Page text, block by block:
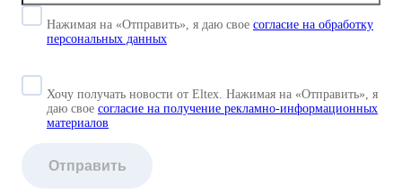
Нажимая на «Отправить», я даю свое согласие на обработку
персональных данных
Хочу получать новости от Eltex. Нажимая на «Отправить», я
даю свое согласие на получение рекламно-информационных
материалов
Отправить